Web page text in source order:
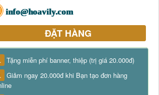
info@hoavily.com
ĐẶT HÀNG
Tặng miễn phí banner, thiệp (trị giá 20.000đ)
Giảm ngay 20.000đ khi Bạn tạo đơn hàng